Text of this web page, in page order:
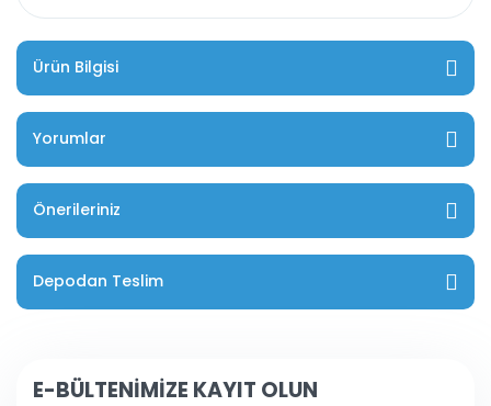
Ürün Bilgisi
Yorumlar
Önerileriniz
Depodan Teslim
E-BÜLTENİMİZE KAYIT OLUN